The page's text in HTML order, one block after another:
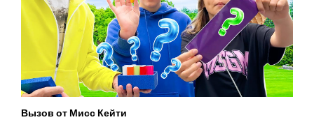
Вызов от Мисс Кейти